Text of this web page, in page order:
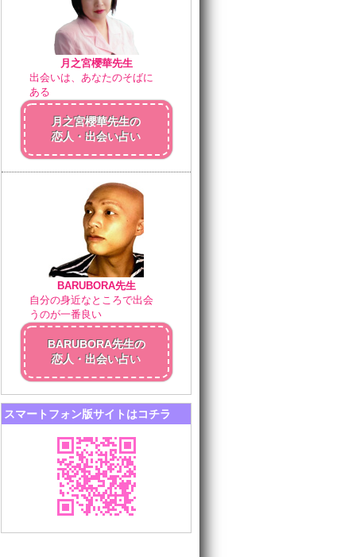
月之宮櫻華先生
出会いは、あなたのそばに
ある
月之宮櫻華先生の
恋人・出会い占い
BARUBORA先生
自分の身近なところで出会
うのが一番良い
BARUBORA先生の
恋人・出会い占い
スマートフォン版サイトはコチラ